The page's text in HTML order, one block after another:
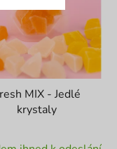
MIX - Jedlé
krystaly